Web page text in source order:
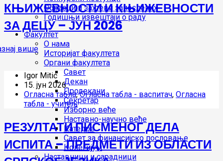
Обрасци и захтеви запослених
Годишњи извештаји о раду
Факултет
О нама
Историјат факултета
Органи факултета
Савет
Декан
Продекани
Секретар
Изборно веће
Наставно-научно веће
Катедре
Савет за финансијско пословање
Колегијум
Наставници и сарадници
КЊИЖЕВНОСТИ И КЊИЖЕВНОСТИ
ЗА ДЕЦУ – ЈУН 2026
Igor Mitić
15. јун 2026.
Огласна табла,Огласна табла - васпитач, Огласна
табла - учитељ
РЕЗУЛТАТИ ПИСМЕНОГ ДЕЛА
ИСПИТА – ПРЕДМЕТИ ИЗ ОБЛАСТИ